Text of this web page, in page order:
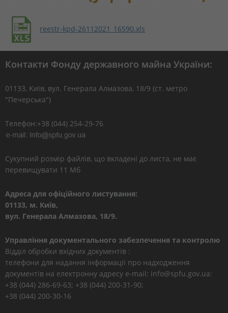
reestr-kpd-26112021_16590.xls
Контакти Фонду державного майна України:
01133, Kиїв, вул. Генерала Алмазова, 18/9 (ст. метро
"Печерська")
Телефон:+38 (044) 254-29-76
Сукупний розмір файлів, що вкладені до листа, не має
перевищувати 11 Мб
Адреса для офіційного листування:
01133, м. Київ,
вул. Генерала Алмазова, 18/9.
Управління документального забезпечення та контролю
Відділ обробки вхідних документів :
телефони для надання інформації про надходження
документів на електронну адресу e-mail: info@spfu.gov.ua:
+38 (044) 286-69-63; +38 (044) 200-31-90;
+38 (044) 200-30-16